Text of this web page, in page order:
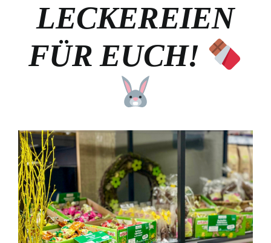
ECKEREIEN F
ÜR EUCH!